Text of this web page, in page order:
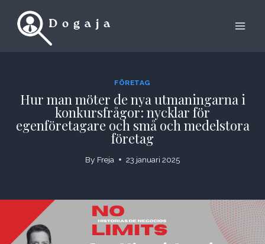
FÖRETAG
Hur man möter de nya utmaningarna i
konkursfrågor: nycklar för
egenföretagare och små och medelstora
företag
By Freja 23 januari 2025